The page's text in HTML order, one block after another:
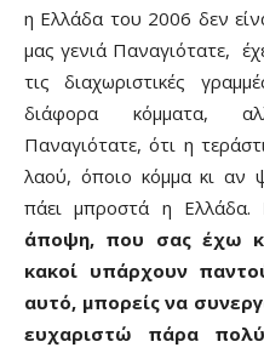
η Ελλάδα του 2006 δεν
μας γενιά Παναγιότατε,
τις διαχωριστικές
διάφορα κόμματα,
Παναγιότατε, ότι η
λαού, όποιο κόμμα κι αν
πάει μπροστά η Ελλάδα.
άποψη, που σας έχω
κακοί υπάρχουν
αυτό, μπορείς να
ευχαριστώ πάρα